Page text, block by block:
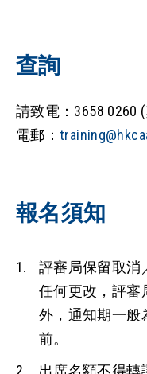
查詢
請致電：3658 0260
電郵：
報名須知
評審局保留取消
任何更改，評審
外，通知期一般
前。
出席名額不得轉